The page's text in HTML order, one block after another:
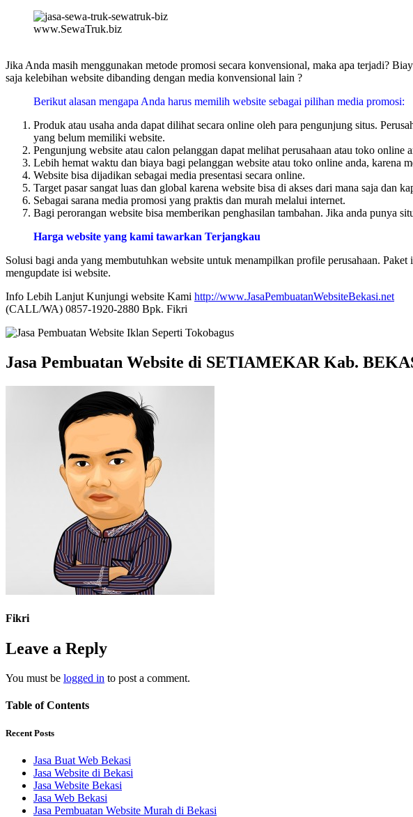
www.SewaTruk.biz
Jika Anda masih menggunakan metode promosi secara konvensional, maka apa terjadi?
saja kelebihan website dibanding dengan media konvensional lain ?
Berikut alasan mengapa Anda harus memilih website sebagai pilihan media promosi:
Produk atau usaha anda dapat dilihat secara online oleh para pengunjung situs.
yang belum memiliki website.
Pengunjung website atau calon pelanggan dapat melihat perusahaan atau toko online
Lebih hemat waktu dan biaya bagi pelanggan website atau toko online anda, karena
Website bisa dijadikan sebagai media presentasi secara online.
Target pasar sangat luas dan global karena website bisa di akses dari mana saja dan
Sebagai sarana media promosi yang praktis dan murah melalui internet.
Bagi perorangan website bisa memberikan penghasilan tambahan. Jika anda punya
Harga website yang kami tawarkan Terjangkau
Solusi bagi anda yang membutuhkan website untuk menampilkan profile perusahaan.
mengupdate isi website.
Info Lebih Lanjut Kunjungi website Kami http://www.JasaPembuatanWebsiteBekasi.net
(CALL/WA) 0857-1920-2880 Bpk. Fikri
Jasa Pembuatan Website di SETIAMEKAR Kab.
Fikri
Leave a Reply
You must be logged in to post a comment.
Table of Contents
Recent Posts
Jasa Buat Web Bekasi
Jasa Website di Bekasi
Jasa Website Bekasi
Jasa Web Bekasi
Jasa Pembuatan Website Murah di Bekasi